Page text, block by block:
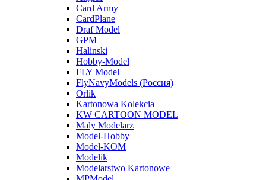
Card Army
CardPlane
Draf Model
GPM
Halinski
Hobby-Model
FLY Model
FlyNavyModels (Россия)
Orlik
Kartonowa Kolekcia
KW CARTOON MODEL
Maly Modelarz
Model-Hobby
Model-KOM
Modelik
Modelarstwo Kartonowe